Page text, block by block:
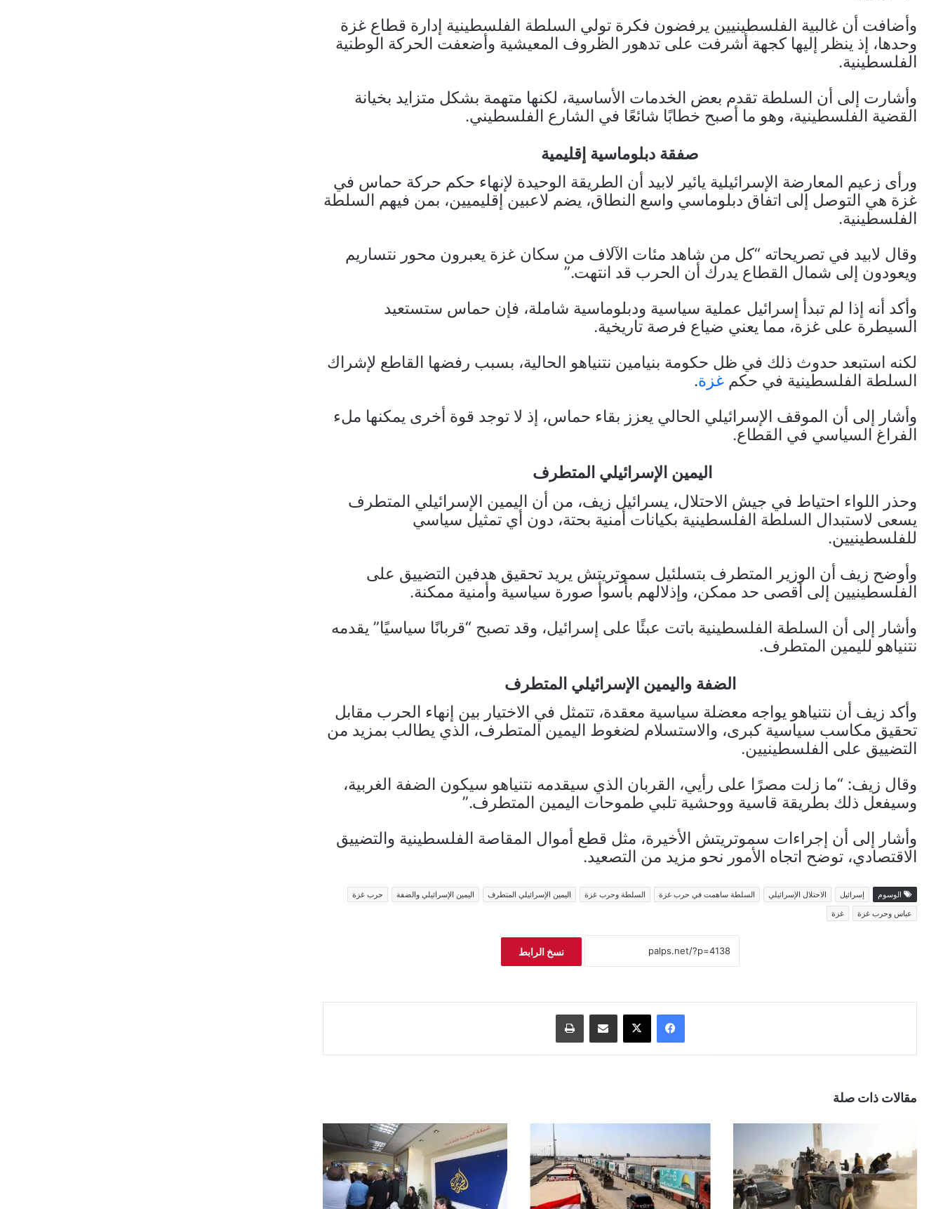
وأضافت أن غالبية الفلسطينيين يرفضون فكرة تولي السلطة الفلسطينية إدارة قطاع غزة
وحدها، إذ ينظر إليها كجهة أشرفت على تدهور الظروف المعيشية وأضعفت الحركة الوطنية
الفلسطينية.
وأشارت إلى أن السلطة تقدم بعض الخدمات الأساسية، لكنها متهمة بشكل متزايد بخيانة
القضية الفلسطينية، وهو ما أصبح خطابًا شائعًا في الشارع الفلسطيني.
صفقة دبلوماسية إقليمية
ورأى زعيم المعارضة الإسرائيلية يائير لابيد أن الطريقة الوحيدة لإنهاء حكم حركة حماس في
غزة هي التوصل إلى اتفاق دبلوماسي واسع النطاق، يضم لاعبين إقليميين، بمن فيهم السلطة
الفلسطينية.
وقال لابيد في تصريحاته “كل من شاهد مئات الآلاف من سكان غزة يعبرون محور نتساريم
ويعودون إلى شمال القطاع يدرك أن الحرب قد انتهت.”
وأكد أنه إذا لم تبدأ إسرائيل عملية سياسية ودبلوماسية شاملة، فإن حماس ستستعيد
السيطرة على غزة، مما يعني ضياع فرصة تاريخية.
لكنه استبعد حدوث ذلك في ظل حكومة بنيامين نتنياهو الحالية، بسبب رفضها القاطع لإشراك
السلطة الفلسطينية في حكم غزة.
وأشار إلى أن الموقف الإسرائيلي الحالي يعزز بقاء حماس، إذ لا توجد قوة أخرى يمكنها ملء
الفراغ السياسي في القطاع.
اليمين الإسرائيلي المتطرف
وحذر اللواء احتياط في جيش الاحتلال، يسرائيل زيف، من أن اليمين الإسرائيلي المتطرف
يسعى لاستبدال السلطة الفلسطينية بكيانات أمنية بحتة، دون أي تمثيل سياسي
للفلسطينيين.
وأوضح زيف أن الوزير المتطرف بتسلئيل سموتريتش يريد تحقيق هدفين التضييق على
الفلسطينيين إلى أقصى حد ممكن، وإذلالهم بأسوأ صورة سياسية وأمنية ممكنة.
وأشار إلى أن السلطة الفلسطينية باتت عبئًا على إسرائيل، وقد تصبح “قربانًا سياسيًا” يقدمه
نتنياهو لليمين المتطرف.
الضفة واليمين الإسرائيلي المتطرف
وأكد زيف أن نتنياهو يواجه معضلة سياسية معقدة، تتمثل في الاختيار بين إنهاء الحرب مقابل
تحقيق مكاسب سياسية كبرى، والاستسلام لضغوط اليمين المتطرف، الذي يطالب بمزيد من
التضييق على الفلسطينيين.
وقال زيف: “ما زلت مصرًا على رأيي، القربان الذي سيقدمه نتنياهو سيكون الضفة الغربية،
وسيفعل ذلك بطريقة قاسية ووحشية تلبي طموحات اليمين المتطرف.”
وأشار إلى أن إجراءات سموتريتش الأخيرة، مثل قطع أموال المقاصة الفلسطينية والتضييق
الاقتصادي، توضح اتجاه الأمور نحو مزيد من التصعيد.
الوسوم إسرائيل الاحتلال الإسرائيلي السلطة ساهمت في حرب غزة السلطة وحرب غزة اليمين الإسرائيلي المتطرف اليمين الإسرائيلي والضفة
حرب غزة
عباس وحرب غزة
غزة
نسخ الرابط
فيسبوك ‫X مشاركة عبر البريد طباعة
مقالات ذات صلة